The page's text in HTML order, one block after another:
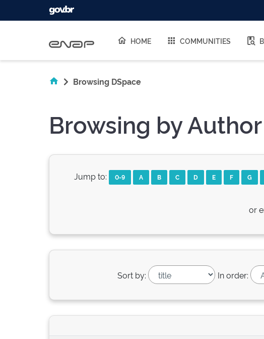
HOME COMMUNITIES
Browsing DSpace
Browsing by
Jump to: 0-9 A B C D E F G
or
Sort by: In order: